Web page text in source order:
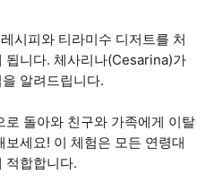
시피와 티라미수 디저트를 처
됩니다. 체사리나(Cesarina)가
알려드립니다.
돌아와 친구와 가족에게 이탈
세요! 이 체험은 모든 연령대
적합합니다.